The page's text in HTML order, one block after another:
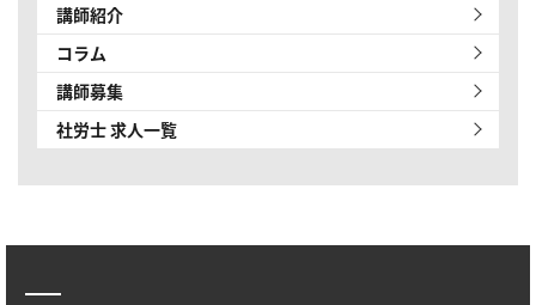
講師紹介
コラム
講師募集
社労士 求人一覧